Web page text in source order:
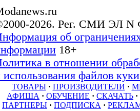
2026. Рег. СМИ ЭЛ N
об
18+
в отношении
использования файлов
ТОВАРЫ · ПРОИЗВОДИТЕЛИ ·
АФИША · ОБУЧЕНИЕ · СКАЧАТЬ ·
ПАРТНЕРЫ · ПОДПИСКА ·